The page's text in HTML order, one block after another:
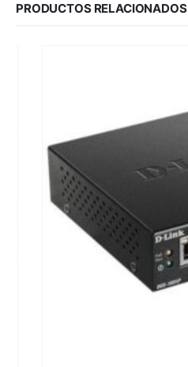
PRODUCTOS RELACIONADOS